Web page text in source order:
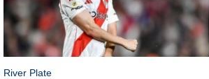
River Plate